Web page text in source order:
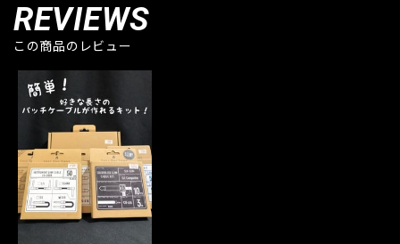
REVIEWS
この商品のレビュー